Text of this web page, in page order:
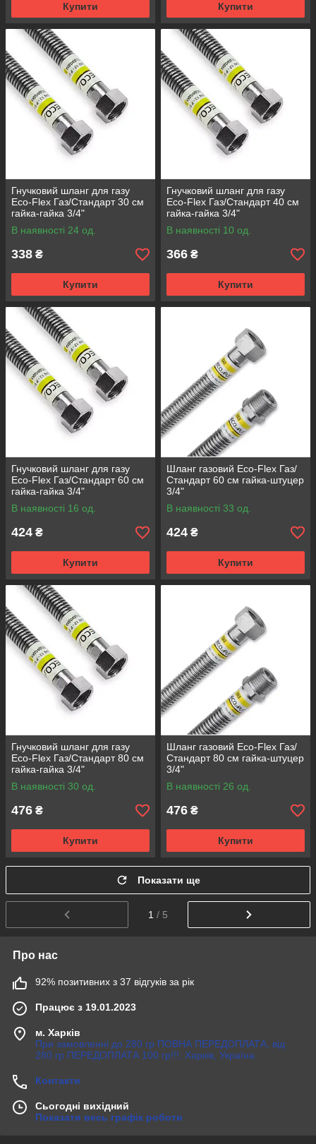
Купити Купити
Гнучковий шланг для газу
Eco-Flex Газ/Стандарт 30 см
гайка-гайка 3/4"
В наявності 24 од.
338 ₴
Купити
Гнучковий шланг для газу
Eco-Flex Газ/Стандарт 40 см
гайка-гайка 3/4"
В наявності 10 од.
366 ₴
Купити
Гнучковий шланг для газу
Eco-Flex Газ/Стандарт 60 см
гайка-гайка 3/4"
В наявності 16 од.
424 ₴
Купити
Шланг газовий Eco-Flex Газ/
Стандарт 60 см гайка-штуцер
3/4"
В наявності 33 од.
424 ₴
Купити
Гнучковий шланг для газу
Eco-Flex Газ/Стандарт 80 см
гайка-гайка 3/4"
В наявності 30 од.
476 ₴
Купити
Шланг газовий Eco-Flex Газ/
Стандарт 80 см гайка-штуцер
3/4"
В наявності 26 од.
476 ₴
Купити
Показати ще
1 / 5
Про нас
92% позитивних з 37 відгуків за рік
Працює з 19.01.2023
м. Харків
При замовленні до 280 гр ПОВНА ПЕРЕДОПЛАТА, від
280 гр ПЕРЕДОПЛАТА 100 гр!!!, Харків, Україна
Контакти
Сьогодні вихідний
Показати весь графік роботи